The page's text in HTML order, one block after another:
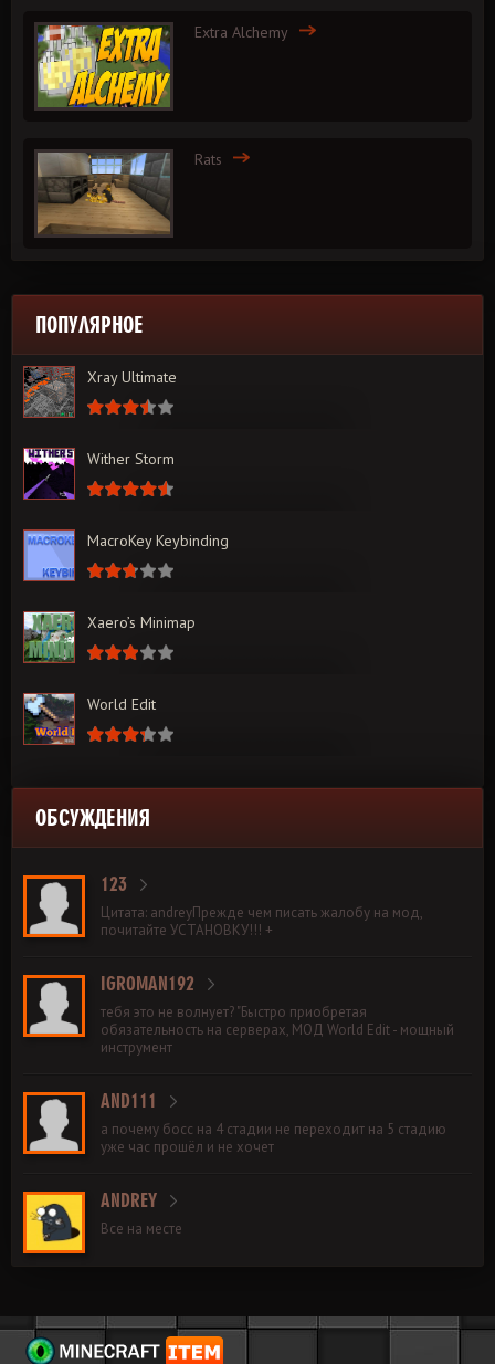
Extra Alchemy
Rats
ПОПУЛЯРНОЕ
Xray Ultimate
Wither Storm
MacroKey Keybinding
Xaero’s Minimap
World Edit
ОБСУЖДЕНИЯ
123
Цитата: andreyПрежде чем писать жалобу на мод,
почитайте УСТАНОВКУ!!! +
IGROMAN192
тебя это не волнует? "Быстро приобретая
обязательность на серверах, МОД World Edit - мощный
инструмент
AND111
а почему босс на 4 стадии не переходит на 5 стадию
уже час прошёл и не хочет
ANDREY
Все на месте